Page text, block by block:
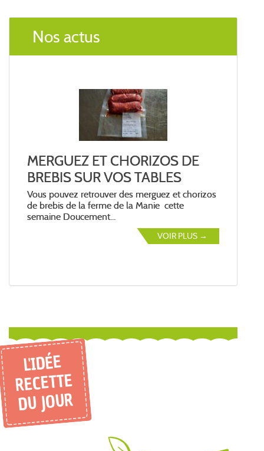
Nos actus
MERGUEZ ET CHORIZOS DE
BREBIS SUR VOS TABLES
Vous pouvez retrouver des merguez et chorizos
de brebis de la ferme de la Manie cette
semaine Doucement...
VOIR PLUS →
L'IDÉE
RECETTE
DU JOUR